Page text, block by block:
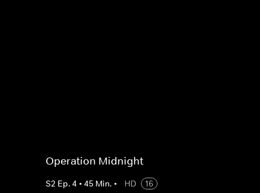
Operation Midnight
S2 Ep. 4 • 45 Min. • HD
16